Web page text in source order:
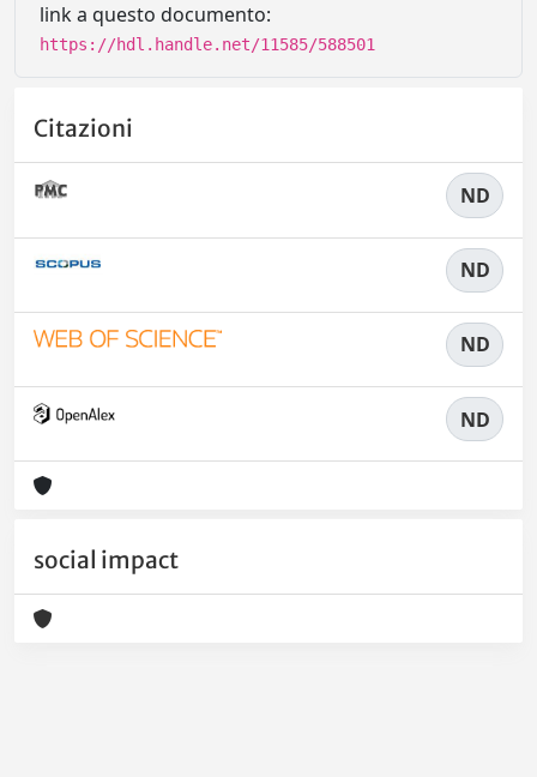
link a questo documento:
https://hdl.handle.net/11585/588501
Citazioni
ND
ND
ND
ND
social impact